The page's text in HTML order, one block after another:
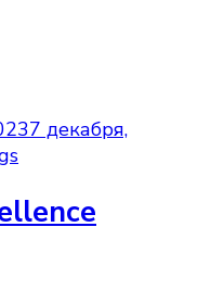
7 декабря,